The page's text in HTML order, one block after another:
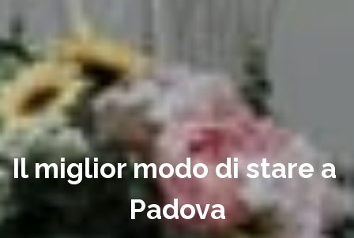
Il miglior modo di stare a
Padova